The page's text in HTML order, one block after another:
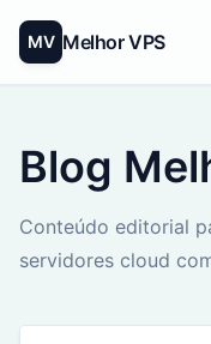
MV Melhor VPS
Blog
Conteúdo editorial
servidores cloud